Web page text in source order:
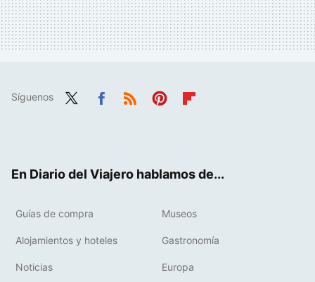
Síguenos
En Diario del Viajero hablamos de...
Guías de compra Museos
Alojamientos y hoteles Gastronomía
Noticias Europa